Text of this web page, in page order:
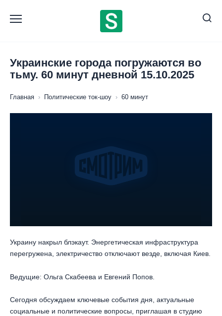
содержанию
Украинские города погружаются во
тьму. 60 минут дневной 15.10.2025
Главная › Политические ток-шоу › 60 минут
Украину накрыл блэкаут. Энергетическая инфраструктура
перегружена, электричество отключают везде, включая Киев.
Ведущие: Ольга Скабеева и Евгений Попов.
Сегодня обсуждаем ключевые события дня, актуальные
социальные и политические вопросы, приглашая в студию